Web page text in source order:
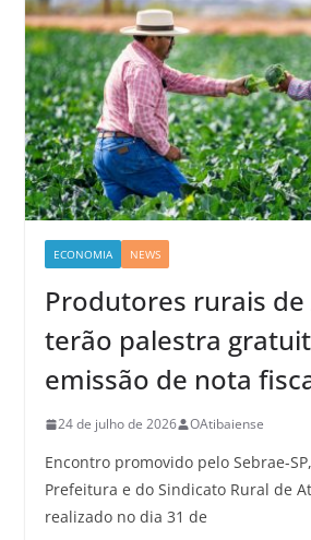
ECONOMIA NEWS
Produtores rurais de
terão palestra
emissão de nota
24 de julho de 2026 OAtibaiense
Encontro promovido pelo Sebrae-
Prefeitura e do Sindicato Rural de
realizado no dia 31 de